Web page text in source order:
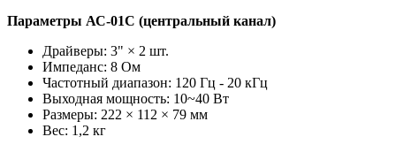
Параметры АС-01С (центральный канал)
Драйверы: 3" × 2 шт.
Импеданс: 8 Ом
Частотный диапазон: 120 Гц - 20 кГц
Выходная мощность: 10~40 Вт
Размеры: 222 × 112 × 79 мм
Вес: 1,2 кг